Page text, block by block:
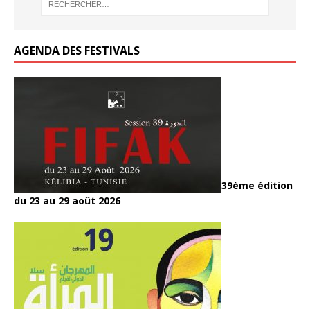
AGENDA DES FESTIVALS
39ème édition
du 23 au 29 août 2026